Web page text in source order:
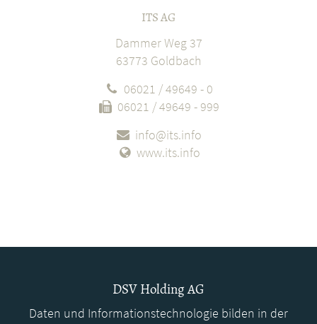
ITS AG
Dammer Weg 37
63773 Goldbach
06021 / 49649 - 0
06021 / 49649 - 999
info@its.info
www.its.info
DSV Holding AG
Daten und Informationstechnologie bilden in der